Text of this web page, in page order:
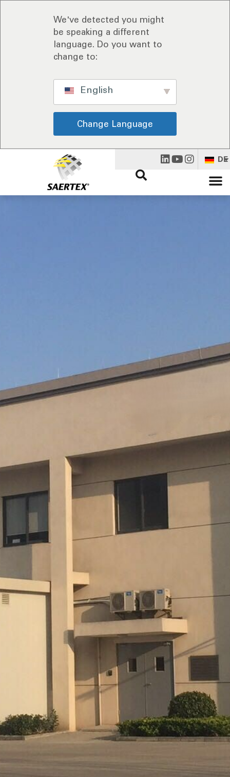
We've detected you might
be speaking a different
language. Do you want to
change to:
English
Change Language
DE